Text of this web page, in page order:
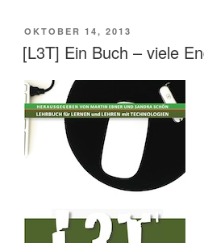
VERÖFFENTLICHT
AM
OKTOBER 14, 2013
[L3T] Ein Buch – viele